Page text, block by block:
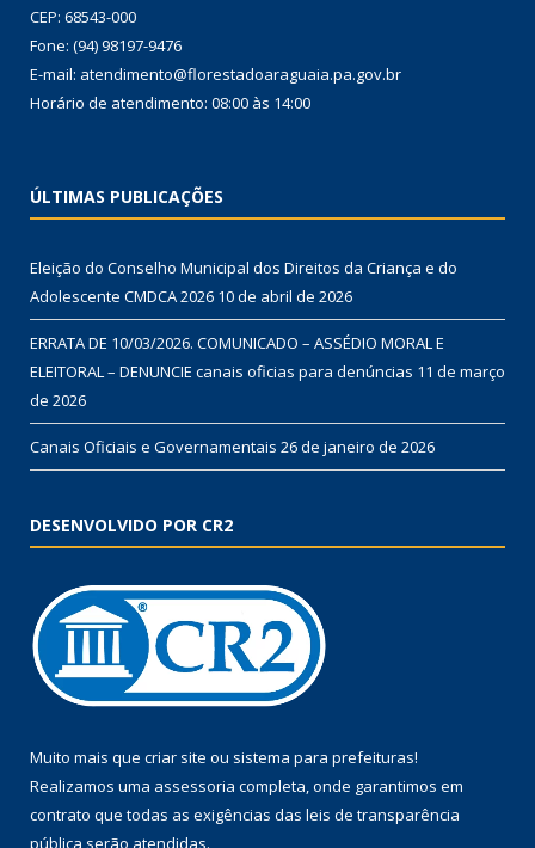
CEP: 68543-000
Fone: (94) 98197-9476
E-mail: atendimento@florestadoaraguaia.pa.gov.br
Horário de atendimento: 08:00 às 14:00
ÚLTIMAS PUBLICAÇÕES
Eleição do Conselho Municipal dos Direitos da Criança e do
Adolescente CMDCA 2026 10 de abril de 2026
ERRATA DE 10/03/2026. COMUNICADO – ASSÉDIO MORAL E
ELEITORAL – DENUNCIE canais oficias para denúncias 11 de março
de 2026
Canais Oficiais e Governamentais 26 de janeiro de 2026
DESENVOLVIDO POR CR2
Muito mais que criar site ou sistema para prefeituras!
Realizamos uma assessoria completa, onde garantimos em
contrato que todas as exigências das leis de transparência
pública serão atendidas.